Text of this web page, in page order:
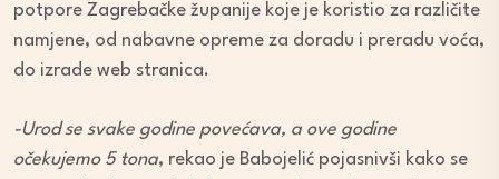
potpore Zagrebačke županije koje je koristio za različite
namjene, od nabavne opreme za doradu i preradu voća,
do izrade web stranica.
-Urod se svake godine povećava, a ove godine
očekujemo 5 tona, rekao je Babojelić pojasnivši kako se